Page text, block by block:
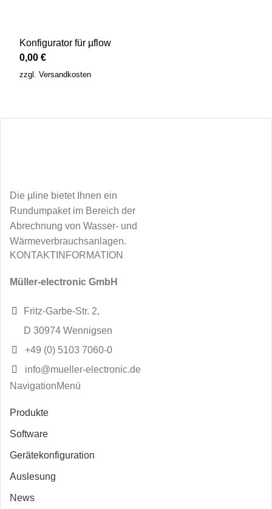
Konfigurator für µflow
0,00 €
zzgl. Versandkosten
Die µline bietet Ihnen ein
Rundumpaket im Bereich der
Abrechnung von Wasser- und
Wärmeverbrauchsanlagen.
KONTAKTINFORMATION
Müller-electronic GmbH
Fritz-Garbe-Str. 2,
D 30974 Wennigsen
+49 (0) 5103 7060-0
info@mueller-electronic.de
NavigationMenü
Produkte
Software
Gerätekonfiguration
Auslesung
News